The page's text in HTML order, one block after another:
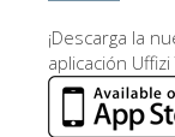
¡Descarga la
aplicación